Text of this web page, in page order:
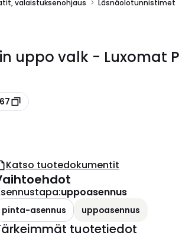
valaistuksenohjaus Läsnäolotunnistimet
uppo valk - Luxomat
Katso tuotedokumentit
:uppoasennus
pinta-asennus uppoasennus
tuotetiedot